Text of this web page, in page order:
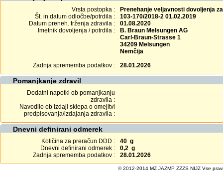
Vrsta postopka :
Prenehanje veljavnosti dovoljenja
Št. in datum odločbe/potrdila :
103-170/2018-2 01.02.2019
Datum preneh. trženja zdravila :
01.08.2020
Imetnik dovoljenja / potrdila :
B. Braun Melsungen AG
Carl-Braun-Strasse 1
34209 Melsungen
Nemčija
Zadnja sprememba podatkov :
28.01.2026
Pomanjkanje zdravil
Dodatni napotki ob pomanjkanju
zdravila :
Navodilo ob izdaji sklepa o omejitvi
predpisovanja/izdajanja zdravila :
Dnevni definirani odmerek
Količina za preračun DDD :
40 g
Dnevni definirani odmerek :
0,2 g
Zadnja sprememba podatkov :
28.01.2026
© 2012-2014 MZ JAZMP ZZZS NIJZ Vse